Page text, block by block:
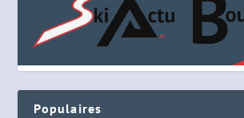
Populaires